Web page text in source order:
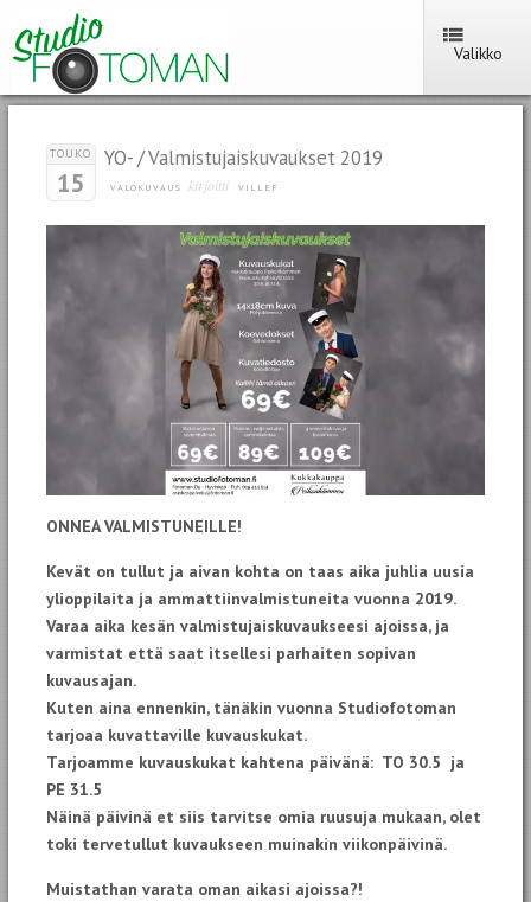
Valikko
TOUKO
15
YO- / Valmistujaiskuvaukset 2019
VALOKUVAUS kirjoitti VILLEF
ONNEA VALMISTUNEILLE!
Kevät on tullut ja aivan kohta on taas aika juhlia uusia
ylioppilaita ja ammattiinvalmistuneita vuonna 2019.
Varaa aika kesän valmistujaiskuvaukseesi ajoissa, ja
varmistat että saat itsellesi parhaiten sopivan
kuvausajan.
Kuten aina ennenkin, tänäkin vuonna Studiofotoman
tarjoaa kuvattaville kuvauskukat.
Tarjoamme kuvauskukat kahtena päivänä: TO 30.5 ja
PE 31.5
Näinä päivinä et siis tarvitse omia ruusuja mukaan, olet
toki tervetullut kuvaukseen muinakin viikonpäivinä.
Muistathan varata oman aikasi ajoissa?!